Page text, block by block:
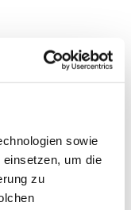
sowie
um die
zu
Kreuznach